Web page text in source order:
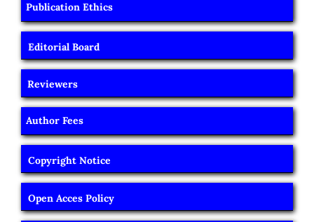
Publication Ethics
Editorial Board
Reviewers
Author Fees
Copyright Notice
Open Acces Policy